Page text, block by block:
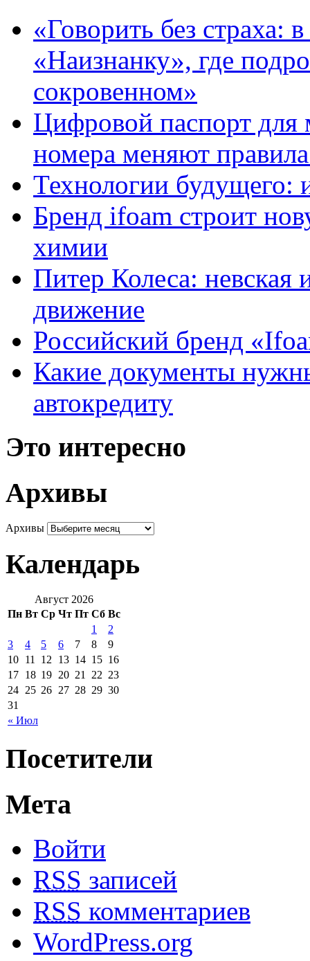
«Говорить без страха:
«Наизнанку», где
сокровенном»
Цифровой паспорт для
номера меняют
Технологии будущего:
Бренд ifoam строит
химии
Питер Колеса: невская
движение
Российский бренд
Какие документы
автокредиту
Это интересно
Архивы
Архивы
Календарь
Август 2026
Пн Вт Ср Чт Пт Сб Вс
« Июл
1
2
3
4 5 6 7 8
9
10 11 12 13 14 15 16
17 18 19 20 21 22 23
24 25 26 27 28 29 30
31
Посетители
Мета
Войти
RSS записей
RSS комментариев
WordPress.org